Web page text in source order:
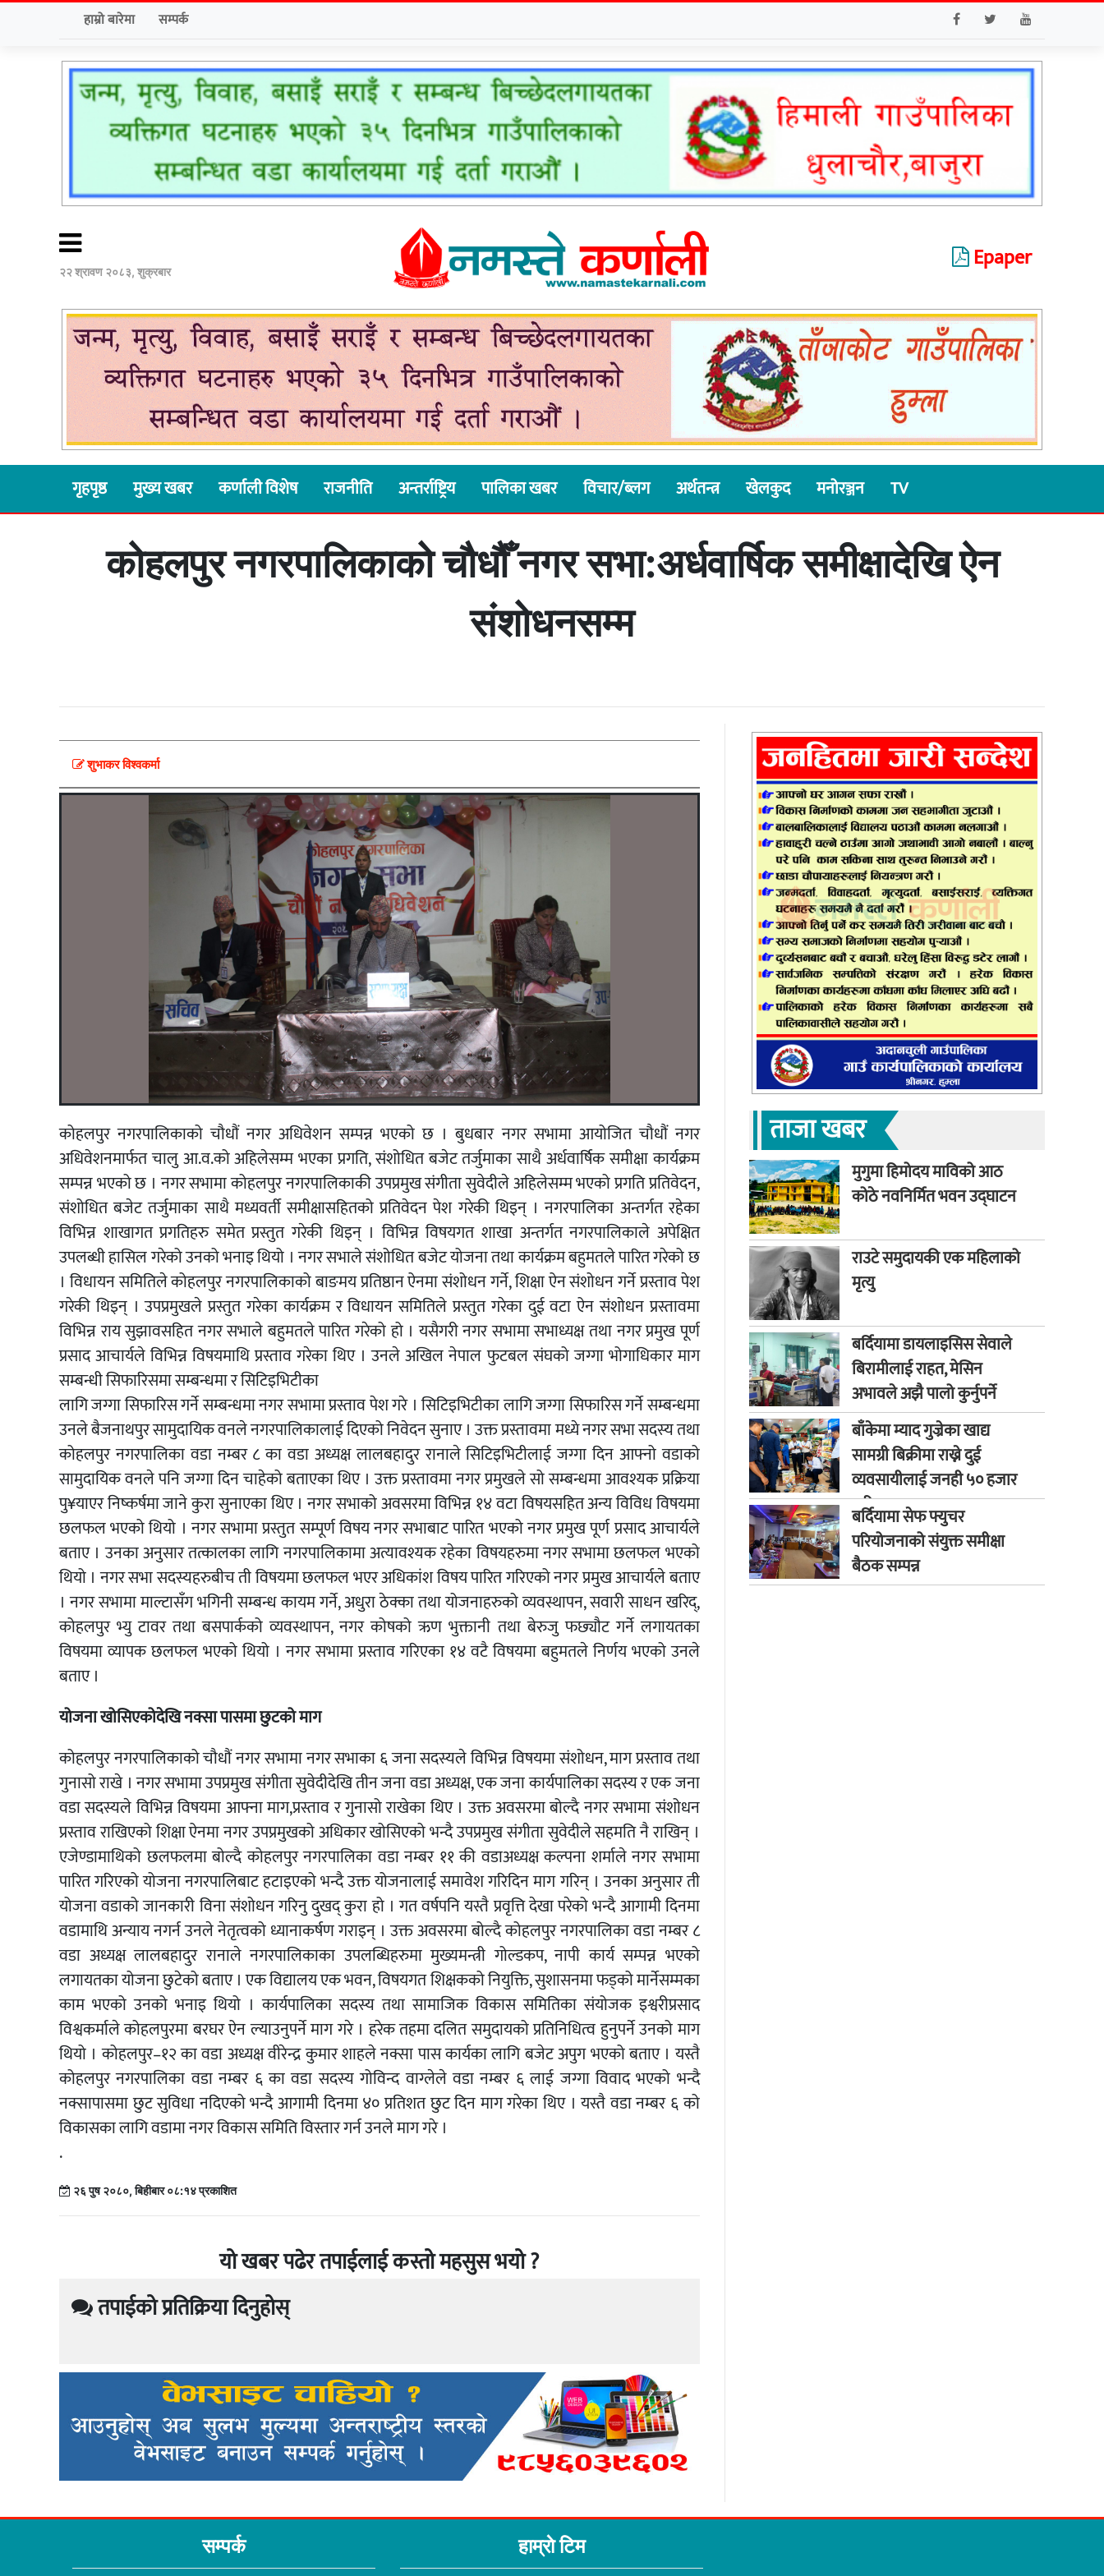
हाम्रो बारेमा सम्पर्क
२२ श्रावण २०८३, शुक्रबार Epaper
गृहपृष्ठ मुख्य खबर कर्णाली विशेष राजनीति अन्तर्राष्ट्रिय पालिका खबर विचार/ब्लग अर्थतन्त्र खेलकुद मनोरञ्जन TV
कोहलपुर नगरपालिकाको चौधौँ नगर सभा:अर्धवार्षिक समीक्षादेखि ऐन
संशोधनसम्म
शुभाकर विश्वकर्मा
कोहलपुर नगरपालिकाको चौधौं नगर अधिवेशन सम्पन्न भएको छ । बुधबार नगर सभामा आयोजित चौधौं नगर
अधिवेशनमार्फत चालु आ.व.को अहिलेसम्म भएका प्रगति, संशोधित बजेट तर्जुमाका साथै अर्धवार्षिक समीक्षा कार्यक्रम
सम्पन्न भएको छ । नगर सभामा कोहलपुर नगरपालिकाकी उपप्रमुख संगीता सुवेदीले अहिलेसम्म भएको प्रगति प्रतिवेदन,
संशोधित बजेट तर्जुमाका साथै मध्यवर्ती समीक्षासहितको प्रतिवेदन पेश गरेकी थिइन् । नगरपालिका अन्तर्गत रहेका
विभिन्न शाखागत प्रगतिहरु समेत प्रस्तुत गरेकी थिइन् । विभिन्न विषयगत शाखा अन्तर्गत नगरपालिकाले अपेक्षित
उपलब्धी हासिल गरेको उनको भनाइ थियो । नगर सभाले संशोधित बजेट योजना तथा कार्यक्रम बहुमतले पारित गरेको छ
। विधायन समितिले कोहलपुर नगरपालिकाको बाङमय प्रतिष्ठान ऐनमा संशोधन गर्ने, शिक्षा ऐन संशोधन गर्ने प्रस्ताव पेश
गरेकी थिइन् । उपप्रमुखले प्रस्तुत गरेका कार्यक्रम र विधायन समितिले प्रस्तुत गरेका दुई वटा ऐन संशोधन प्रस्तावमा
विभिन्न राय सुझावसहित नगर सभाले बहुमतले पारित गरेको हो । यसैगरी नगर सभामा सभाध्यक्ष तथा नगर प्रमुख पूर्ण
प्रसाद आचार्यले विभिन्न विषयमाथि प्रस्ताव गरेका थिए । उनले अखिल नेपाल फुटबल संघको जग्गा भोगाधिकार माग
सम्बन्धी सिफारिसमा सम्बन्धमा र सिटिइभिटीका
लागि जग्गा सिफारिस गर्ने सम्बन्धमा नगर सभामा प्रस्ताव पेश गरे । सिटिइभिटीका लागि जग्गा सिफारिस गर्ने सम्बन्धमा
उनले बैजनाथपुर सामुदायिक वनले नगरपालिकालाई दिएको निवेदन सुनाए । उक्त प्रस्तावमा मध्ये नगर सभा सदस्य तथा
कोहलपुर नगरपालिका वडा नम्बर ८ का वडा अध्यक्ष लालबहादुर रानाले सिटिइभिटीलाई जग्गा दिन आफ्नो वडाको
सामुदायिक वनले पनि जग्गा दिन चाहेको बताएका थिए । उक्त प्रस्तावमा नगर प्रमुखले सो सम्बन्धमा आवश्यक प्रक्रिया
पु¥याएर निष्कर्षमा जाने कुरा सुनाएका थिए । नगर सभाको अवसरमा विभिन्न १४ वटा विषयसहित अन्य विविध विषयमा
छलफल भएको थियो । नगर सभामा प्रस्तुत सम्पूर्ण विषय नगर सभाबाट पारित भएको नगर प्रमुख पूर्ण प्रसाद आचार्यले
बताए । उनका अनुसार तत्कालका लागि नगरपालिकामा अत्यावश्यक रहेका विषयहरुमा नगर सभामा छलफल भएको
थियो । नगर सभा सदस्यहरुबीच ती विषयमा छलफल भएर अधिकांश विषय पारित गरिएको नगर प्रमुख आचार्यले बताए
। नगर सभामा माल्टासँग भगिनी सम्बन्ध कायम गर्ने, अधुरा ठेक्का तथा योजनाहरुको व्यवस्थापन, सवारी साधन खरिद्,
कोहलपुर भ्यु टावर तथा बसपार्कको व्यवस्थापन, नगर कोषको ऋण भुक्तानी तथा बेरुजु फछ्यौट गर्ने लगायतका
विषयमा व्यापक छलफल भएको थियो । नगर सभामा प्रस्ताव गरिएका १४ वटै विषयमा बहुमतले निर्णय भएको उनले
बताए ।
योजना खोसिएकोदेखि नक्सा पासमा छुटको माग
कोहलपुर नगरपालिकाको चौधौं नगर सभामा नगर सभाका ६ जना सदस्यले विभिन्न विषयमा संशोधन, माग प्रस्ताव तथा
गुनासो राखे । नगर सभामा उपप्रमुख संगीता सुवेदीदेखि तीन जना वडा अध्यक्ष, एक जना कार्यपालिका सदस्य र एक जना
वडा सदस्यले विभिन्न विषयमा आफ्ना माग,प्रस्ताव र गुनासो राखेका थिए । उक्त अवसरमा बोल्दै नगर सभामा संशोधन
प्रस्ताव राखिएको शिक्षा ऐनमा नगर उपप्रमुखको अधिकार खोसिएको भन्दै उपप्रमुख संगीता सुवेदीले सहमति नै राखिन् ।
एजेण्डामाथिको छलफलमा बोल्दै कोहलपुर नगरपालिका वडा नम्बर ११ की वडाअध्यक्ष कल्पना शर्माले नगर सभामा
पारित गरिएको योजना नगरपालिबाट हटाइएको भन्दै उक्त योजनालाई समावेश गरिदिन माग गरिन् । उनका अनुसार ती
योजना वडाको जानकारी विना संशोधन गरिनु दुखद् कुरा हो । गत वर्षपनि यस्तै प्रवृत्ति देखा परेको भन्दै आगामी दिनमा
वडामाथि अन्याय नगर्न उनले नेतृत्वको ध्यानाकर्षण गराइन् । उक्त अवसरमा बोल्दै कोहलपुर नगरपालिका वडा नम्बर ८
वडा अध्यक्ष लालबहादुर रानाले नगरपालिकाका उपलब्धिहरुमा मुख्यमन्त्री गोल्डकप, नापी कार्य सम्पन्न भएको
लगायतका योजना छुटेको बताए । एक विद्यालय एक भवन, विषयगत शिक्षकको नियुक्ति, सुशासनमा फड्को मार्नेसम्मका
काम भएको उनको भनाइ थियो । कार्यपालिका सदस्य तथा सामाजिक विकास समितिका संयोजक इश्वरीप्रसाद
विश्वकर्माले कोहलपुरमा बरघर ऐन ल्याउनुपर्ने माग गरे । हरेक तहमा दलित समुदायको प्रतिनिधित्व हुनुपर्ने उनको माग
थियो । कोहलपुर–१२ का वडा अध्यक्ष वीरेन्द्र कुमार शाहले नक्सा पास कार्यका लागि बजेट अपुग भएको बताए । यस्तै
कोहलपुर नगरपालिका वडा नम्बर ६ का वडा सदस्य गोविन्द वाग्लेले वडा नम्बर ६ लाई जग्गा विवाद भएको भन्दै
नक्सापासमा छुट सुविधा नदिएको भन्दै आगामी दिनमा ४० प्रतिशत छुट दिन माग गरेका थिए । यस्तै वडा नम्बर ६ को
विकासका लागि वडामा नगर विकास समिति विस्तार गर्न उनले माग गरे ।
.
२६ पुष २०८०, बिहीबार ०८:१४ प्रकाशित
यो खबर पढेर तपाईलाई कस्तो महसुस भयो ?
तपाईको प्रतिक्रिया दिनुहोस्
ताजा खबर
मुगुमा हिमोदय माविको आठ
कोठे नवनिर्मित भवन उद्घाटन
राउटे समुदायकी एक महिलाको
मृत्यु
बर्दियामा डायलाइसिस सेवाले
बिरामीलाई राहत, मेसिन
अभावले अझै पालो कुर्नुपर्ने
बाध्यता
बाँकेमा म्याद गुज्रेका खाद्य
सामग्री बिक्रीमा राख्ने दुई
व्यवसायीलाई जनही ५० हजार
जरिवाना
बर्दियामा सेफ फ्युचर
परियोजनाको संयुक्त समीक्षा
बैठक सम्पन्न
सम्पर्क हाम्राे टिम